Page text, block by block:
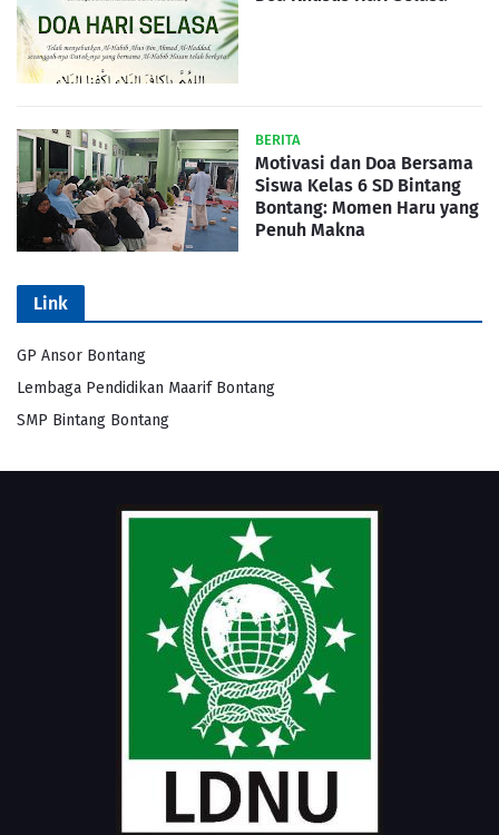
BERITA
Motivasi dan Doa Bersama
Siswa Kelas 6 SD Bintang
Bontang: Momen Haru yang
Penuh Makna
Link
GP Ansor Bontang
Lembaga Pendidikan Maarif Bontang
SMP Bintang Bontang